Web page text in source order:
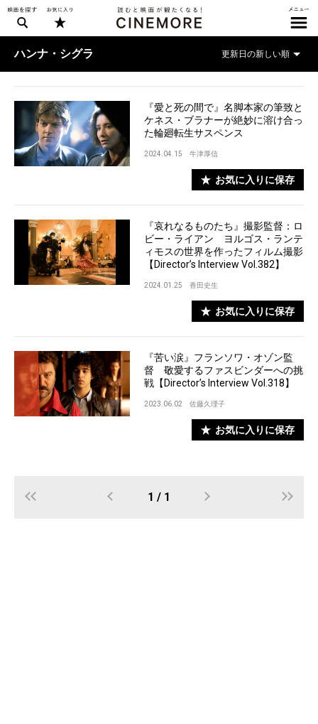
ハンナ・シグラ
『愛と死の間で』名脚本家の筆致と
ケネス・ブラナーが絶妙に溶け合っ
た輪廻転生サスペンス
2024.04.15 牛津厚信
お気に入りに保存
『哀れなるものたち』撮影監督：ロ
ビー・ライアン ヨルゴス・ランテ
ィモスの世界を作ったフィルム撮影
【Director’s Interview Vol.382】
2024.01.25 香田史生
お気に入りに保存
『苦い涙』フランソワ・オゾン監
督 敬愛するファスビンダーへの挑
戦【Director’s Interview Vol.318】
2023.06.02 佐藤久理子
お気に入りに保存
1 / 1